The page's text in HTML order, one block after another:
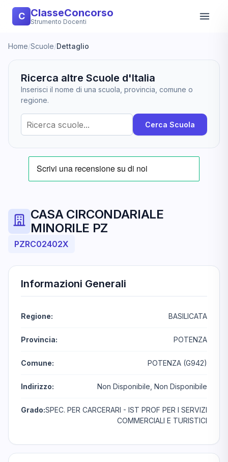
C ClasseConcorso
Strumento Docenti
Home/Scuole/Dettaglio
Ricerca altre Scuole d'Italia
Inserisci il nome di una scuola, provincia, comune o
regione.
Cerca Scuola
CASA CIRCONDARIALE
MINORILE PZ
PZRC02402X
Informazioni Generali
Regione: BASILICATA
Provincia: POTENZA
Comune: POTENZA (G942)
Indirizzo: Non Disponibile, Non Disponibile
Grado:SPEC. PER CARCERARI - IST PROF PER I SERVIZI
COMMERCIALI E TURISTICI